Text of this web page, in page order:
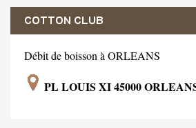
COTTON CLUB
Débit de boisson à ORLEANS
PL LOUIS XI 45000